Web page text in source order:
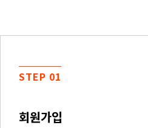
STEP 01
회원가입